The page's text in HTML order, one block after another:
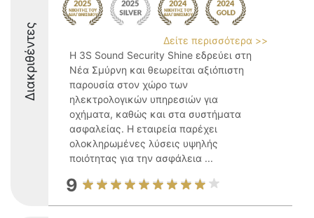
Διακριθέντες
Δείτε περισσότερα >>
Η 3S Sound Security Shine εδρεύει στη
Νέα Σμύρνη και θεωρείται αξιόπιστη
παρουσία στον χώρο των
ηλεκτρολογικών υπηρεσιών για
οχήματα, καθώς και στα συστήματα
ασφαλείας. Η εταιρεία παρέχει
ολοκληρωμένες λύσεις υψηλής
ποιότητας για την ασφάλεια ...
9